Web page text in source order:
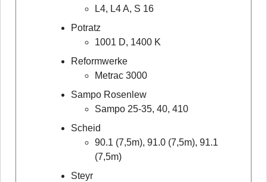
L4, L4 A, S 16
Potratz
1001 D, 1400 K
Reformwerke
Metrac 3000
Sampo Rosenlew
Sampo 25-35, 40, 410
Scheid
90.1 (7,5m), 91.0 (7,5m), 91.1
(7,5m)
Steyr